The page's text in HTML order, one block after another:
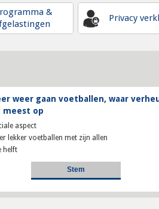
&
Privacy
weer gaan voetballen, waar
meest op
aspect
lekker voetballen met zijn allen
helft